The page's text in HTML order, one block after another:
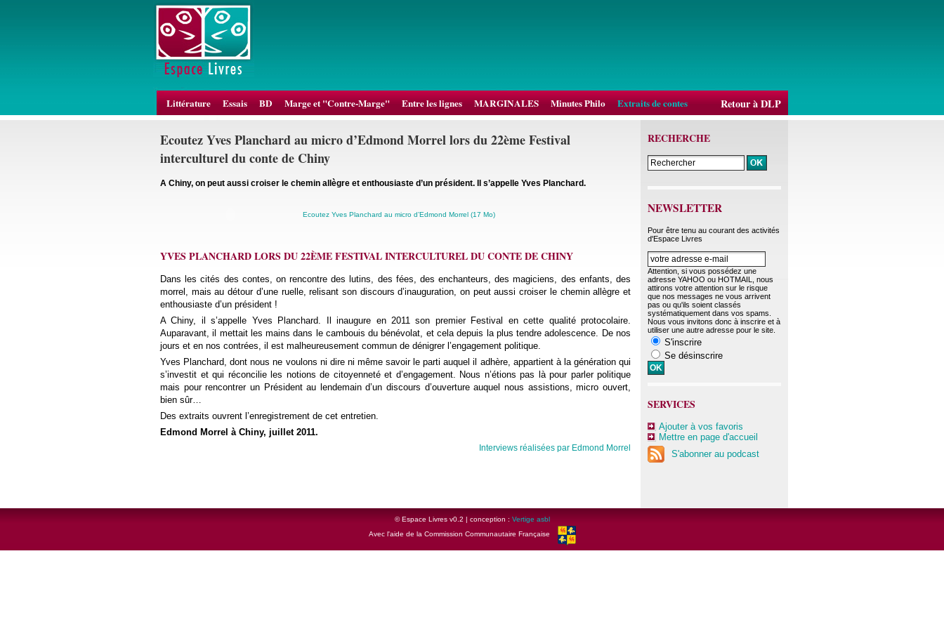
Littérature Essais BD Marge et "Contre-Marge" Entre les lignes MARGINALES Minutes Philo Extraits de contes Retour à DLP
Ecoutez Yves Planchard au micro d’Edmond Morrel lors du 22ème Festival
interculturel du conte de Chiny
A Chiny, on peut aussi croiser le chemin allègre et enthousiaste d’un président. Il s’appelle Yves Planchard.
Ecoutez Yves Planchard au micro d’Edmond Morrel (17 Mo)
YVES PLANCHARD LORS DU 22ÈME FESTIVAL INTERCULTUREL DU CONTE DE CHINY
Dans les cités des contes, on rencontre des lutins, des fées, des enchanteurs, des magiciens, des enfants, des
morrel, mais au détour d’une ruelle, relisant son discours d’inauguration, on peut aussi croiser le chemin allègre et
enthousiaste d’un président !
A Chiny, il s’appelle Yves Planchard. Il inaugure en 2011 son premier Festival en cette qualité protocolaire.
Auparavant, il mettait les mains dans le cambouis du bénévolat, et cela depuis la plus tendre adolescence. De nos
jours et en nos contrées, il est malheureusement commun de dénigrer l’engagement politique.
Yves Planchard, dont nous ne voulons ni dire ni même savoir le parti auquel il adhère, appartient à la génération qui
s’investit et qui réconcilie les notions de citoyenneté et d’engagement. Nous n’étions pas là pour parler politique
mais pour rencontrer un Président au lendemain d’un discours d’ouverture auquel nous assistions, micro ouvert,
bien sûr…
Des extraits ouvrent l’enregistrement de cet entretien.
Edmond Morrel à Chiny, juillet 2011.
Interviews réalisées par Edmond Morrel
RECHERCHE
NEWSLETTER
Pour être tenu au courant des activités
d'Espace Livres
Attention, si vous possédez une
adresse YAHOO ou HOTMAIL, nous
attirons votre attention sur le risque
que nos messages ne vous arrivent
pas ou qu'ils soient classés
systématiquement dans vos spams.
Nous vous invitons donc à inscrire et à
utiliser une autre adresse pour le site.
S'inscrire
Se désinscrire
SERVICES
Ajouter à vos favoris
Mettre en page d'accueil
S'abonner au podcast
© Espace Livres v0.2 | conception : Vertige asbl
Avec l'aide de la Commission Communautaire Française